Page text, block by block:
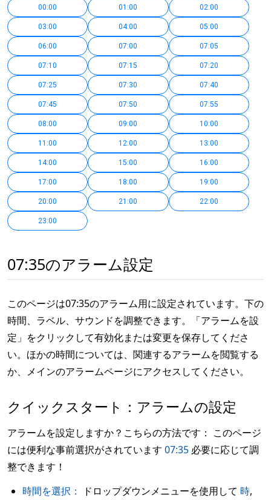
00:00 01:00 02:00
03:00 04:00 05:00
06:00 07:00 07:05
07:10 07:15 07:20
07:25 07:30 07:40
07:45 07:50 07:55
08:00 09:00 10:00
11:00 12:00 13:00
14:00 15:00 16:00
17:00 18:00 19:00
20:00 21:00 22:00
23:00
07:35のアラーム設定
このページは07:35のアラーム用に設定されています。下の
時間、ラベル、サウンドを調整できます。「アラームを設
定」をクリックして有効化または変更を保存してくださ
い。ほかの時間については、関連するアラームを閲覧する
か、メインのアラームページにアクセスしてください。
クイックスタート：アラームの設定
アラームを設定しますか？こちらの方法です： このページ
には便利な事前選択がされています 07:35 必要に応じて調
整できます！
時間を選択：
ドロップダウンメニューを使用して 時,